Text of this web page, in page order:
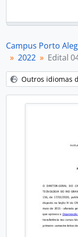
Campus Porto
2022
Edital
Outros idiomas